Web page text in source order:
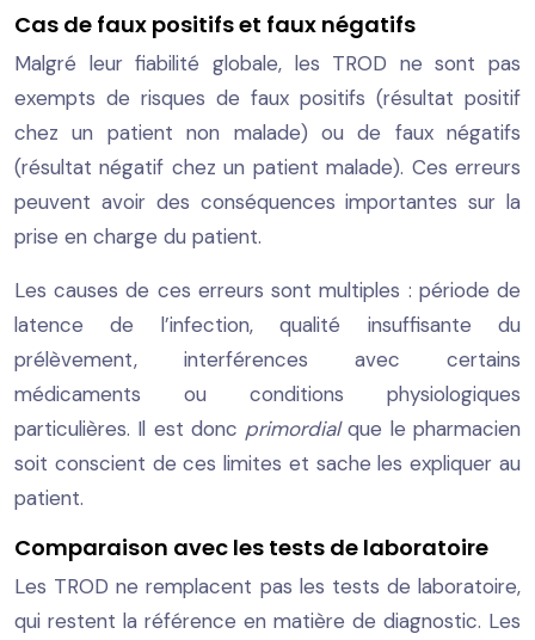
Cas de faux positifs et faux négatifs
Malgré leur fiabilité globale, les TROD ne sont pas
exempts de risques de faux positifs (résultat positif
chez un patient non malade) ou de faux négatifs
(résultat négatif chez un patient malade). Ces erreurs
peuvent avoir des conséquences importantes sur la
prise en charge du patient.
Les causes de ces erreurs sont multiples : période de
latence de l’infection, qualité insuffisante du
prélèvement, interférences avec certains
médicaments ou conditions physiologiques
particulières. Il est donc primordialque le pharmacien
soit conscient de ces limites et sache les expliquer au
patient.
Comparaison avec les tests de laboratoire
Les TROD ne remplacent pas les tests de laboratoire,
qui restent la référence en matière de diagnostic. Les